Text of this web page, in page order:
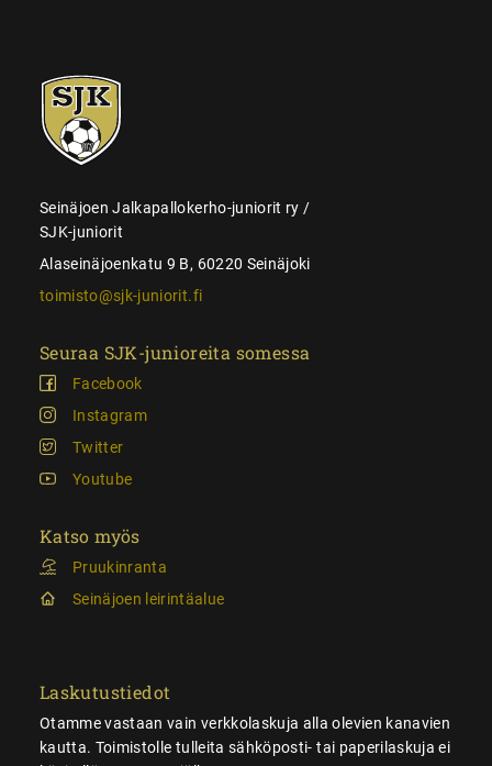
SJK-
juniorit
Seinäjoen Jalkapallokerho-juniorit ry /
SJK-juniorit
Alaseinäjoenkatu 9 B, 60220 Seinäjoki
toimisto@sjk-juniorit.fi
Seuraa SJK-junioreita somessa
Facebook
Instagram
Twitter
Youtube
Katso myös
Pruukinranta
Seinäjoen leirintäalue
Laskutustiedot
Otamme vastaan vain verkkolaskuja alla olevien kanavien
kautta. Toimistolle tulleita sähköposti- tai paperilaskuja ei